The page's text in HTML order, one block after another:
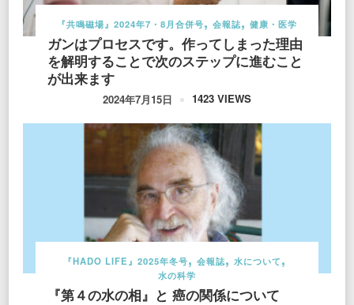
『共鳴磁場』2024年7・8月合併号 会報誌 健康・医学
ガンはプロセスです。作ってしまった理由
を解明することで次のステップに進むこと
が出来ます
2024年7月15日 1423 VIEWS
『HADO LIFE』2025年冬号 会報誌
水について
水の科学
『第４の水の相』と 癌の関係について